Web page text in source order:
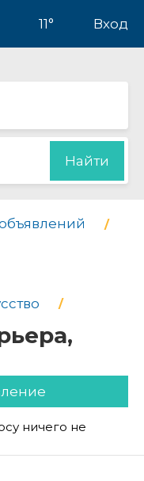
11° Вход
Найти
ничего не